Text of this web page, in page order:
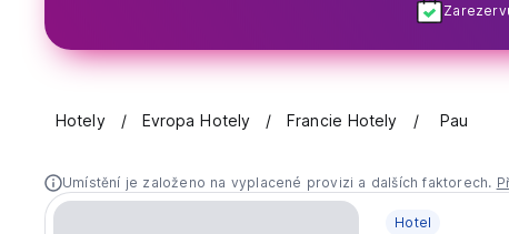
Hotely Evropa Hotely Francie Hotely Pau
Umístění je založeno na vyplacené provizi a dalších faktorech.
Hotel